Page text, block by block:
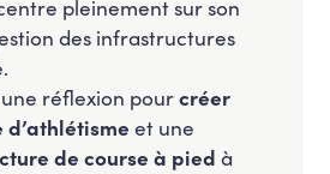
pleinement sur son
des infrastructures
réflexion pourcréer
d’athlétismeet une
de course à piedà